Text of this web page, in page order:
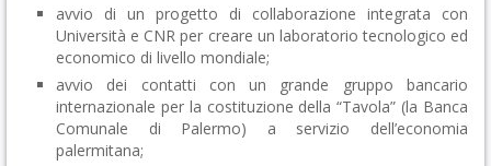
avvio di un progetto di collaborazione integrata con
Università e CNR per creare un laboratorio tecnologico ed
economico di livello mondiale;
avvio dei contatti con un grande gruppo bancario
internazionale per la costituzione della “Tavola” (la Banca
Comunale di Palermo) a servizio dell’economia
palermitana;